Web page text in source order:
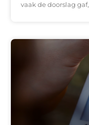
vaak de doorslag gaf,